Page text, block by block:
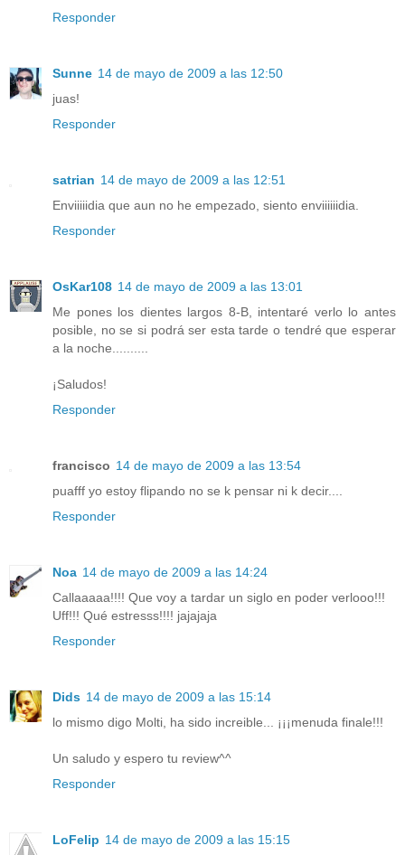
Responder
Sunne 14 de mayo de 2009 a las 12:50
juas!
Responder
satrian 14 de mayo de 2009 a las 12:51
Enviiiiidia que aun no he empezado, siento enviiiiiidia.
Responder
OsKar108 14 de mayo de 2009 a las 13:01
Me pones los dientes largos 8-B, intentaré verlo lo antes
posible, no se si podrá ser esta tarde o tendré que esperar
a la noche..........
¡Saludos!
Responder
francisco 14 de mayo de 2009 a las 13:54
puafff yo estoy flipando no se k pensar ni k decir....
Responder
Noa 14 de mayo de 2009 a las 14:24
Callaaaaa!!!! Que voy a tardar un siglo en poder verlooo!!!
Uff!!! Qué estresss!!!! jajajaja
Responder
Dids 14 de mayo de 2009 a las 15:14
lo mismo digo Molti, ha sido increible... ¡¡¡menuda finale!!!
Un saludo y espero tu review^^
Responder
LoFelip 14 de mayo de 2009 a las 15:15